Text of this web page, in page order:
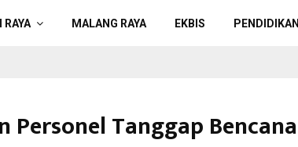
RAYA MALANG RAYA EKBIS PENDIDIKAN
Personel Tanggap Bencana